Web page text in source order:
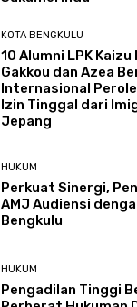
KOTA BENGKULU
‎10 Alumni LPK Kaizu
Gakkou dan Azea
Internasional
Izin Tinggal dari
Jepang
HUKUM
Perkuat Sinergi,
AMJ Audiensi
Bengkulu
HUKUM
Pengadilan Tinggi